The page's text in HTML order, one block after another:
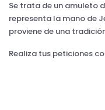
Se trata de un amuleto
representa la mano de
proviene de una
Realiza tus peticiones